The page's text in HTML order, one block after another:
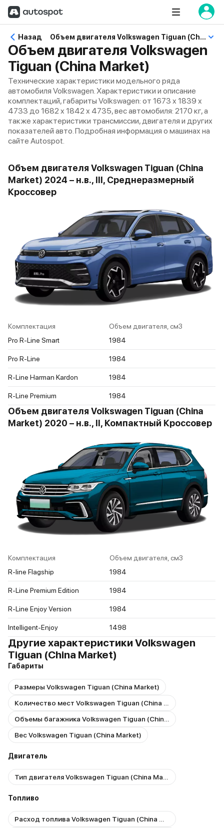
Назад Объем двигателя Volkswagen Tiguan (China Market)
Объем двигателя Volkswagen
Tiguan (China Market)
Технические характеристики модельного ряда
автомобиля Volkswagen. Характеристики и описание
комплектаций, габариты Volkswagen: от 1673 x 1839 x
4733 до 1682 x 1842 x 4735, вес автомобиля: 2170 кг, а
также характеристики трансмиссии, двигателя и других
показателей авто. Подробная информация о машинах на
сайте Autospot.
Объем двигателя Volkswagen Tiguan (China
Market) 2024 – н.в., III, Среднеразмерный
Кроссовер
Комплектация
Объем двигателя, см3
Pro R-Line Smart
1984
Pro R-Line 1984
R-Line Harman Kardon 1984
R-Line Premium 1984
Объем двигателя Volkswagen Tiguan (China
Market) 2020 – н.в., II, Компактный Кроссовер
Комплектация
Объем двигателя, см3
R-line Flagship
1984
R-Line Premium Edition 1984
R-Line Enjoy Version 1984
Intelligent-Enjoy 1498
Другие характеристики Volkswagen
Tiguan (China Market)
Габариты
Размеры Volkswagen Tiguan (China Market)
Вес Volkswagen Tiguan (China Market)
Двигатель
Топливо